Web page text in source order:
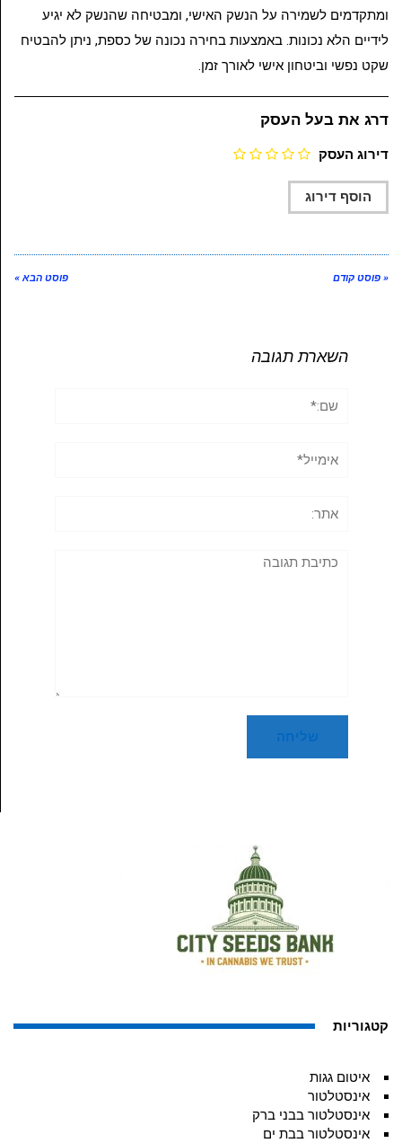
ומתקדמים לשמירה על הנשק האישי, ומבטיחה שהנשק לא יגיע
לידיים הלא נכונות. באמצעות בחירה נכונה של כספת, ניתן להבטיח
שקט נפשי וביטחון אישי לאורך זמן.
דרג את בעל העסק
דירוג העסק
« פוסט קודם פוסט הבא »
השארת תגובה
תגובה
קטגוריות
איטום גגות
אינסטלטור
אינסטלטור בבני ברק
אינסטלטור בבת ים